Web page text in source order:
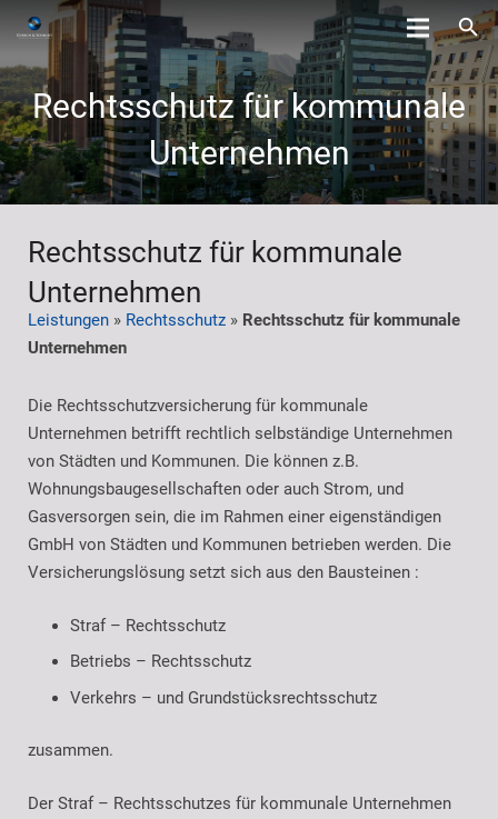
Rechtsschutz für kommunale
Unternehmen
Rechtsschutz für kommunale
Unternehmen
Leistungen » Rechtsschutz » Rechtsschutz für kommunale
Unternehmen
Die Rechtsschutzversicherung für kommunale
Unternehmen betrifft rechtlich selbständige Unternehmen
von Städten und Kommunen. Die können z.B.
Wohnungsbaugesellschaften oder auch Strom, und
Gasversorgen sein, die im Rahmen einer eigenständigen
GmbH von Städten und Kommunen betrieben werden. Die
Versicherungslösung setzt sich aus den Bausteinen :
Straf – Rechtsschutz
Betriebs – Rechtsschutz
Verkehrs – und Grundstücksrechtsschutz
zusammen.
Der Straf – Rechtsschutzes für kommunale Unternehmen